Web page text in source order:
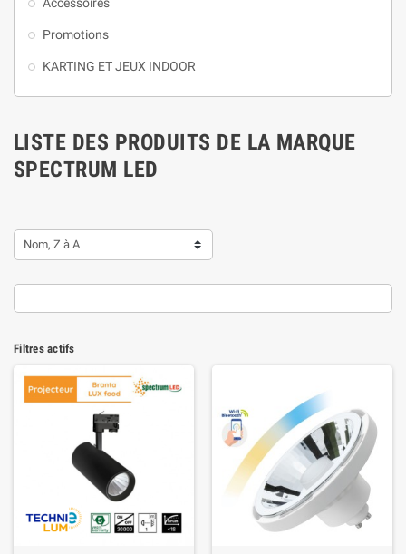
Promotions
KARTING ET JEUX INDOOR
LISTE DES PRODUITS DE LA MARQUE
SPECTRUM LED
Nom, Z à A
Filtres actifs